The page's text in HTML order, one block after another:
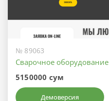
№ 89063
Сварочное оборудование
5150000 сум
Демоверсия